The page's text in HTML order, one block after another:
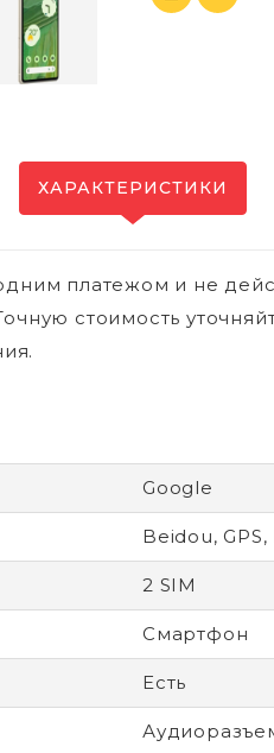
ХАРАКТЕРИСТИКИ
платежом и не
стоимость
Google
Beidou,
2 SIM
Смартфон
Есть